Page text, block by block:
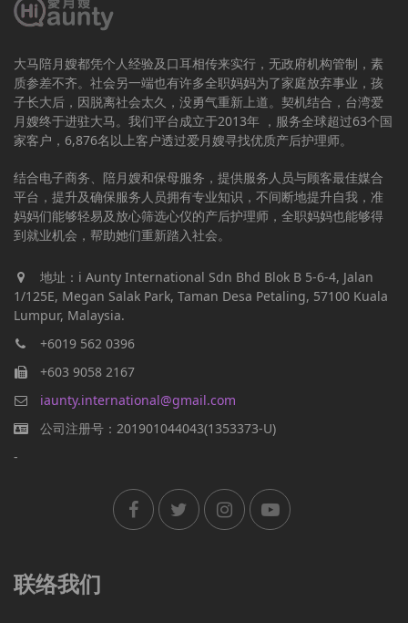
大马陪月嫂都凭个人经验及口耳相传来实行，无政府机构管制，素
质参差不齐。社会另一端也有许多全职妈妈为了家庭放弃事业，孩
子长大后，因脱离社会太久，没勇气重新上道。契机结合，台湾爱
月嫂终于进驻大马。我们平台成立于2013年 ，服务全球超过63个国
家客户，6,876名以上客户透过爱月嫂寻找优质产后护理师。
结合电子商务、陪月嫂和保母服务，提供服务人员与顾客最佳媒合
平台，提升及确保服务人员拥有专业知识，不间断地提升自我，准
妈妈们能够轻易及放心筛选心仪的产后护理师，全职妈妈也能够得
到就业机会，帮助她们重新踏入社会。
地址：i Aunty International Sdn Bhd Blok B 5-6-4, Jalan
1/125E, Megan Salak Park, Taman Desa Petaling, 57100 Kuala
Lumpur, Malaysia.
+6019 562 0396
+603 9058 2167
iaunty.international@gmail.com
公司注册号：201901044043(1353373-U)
-
联络我们